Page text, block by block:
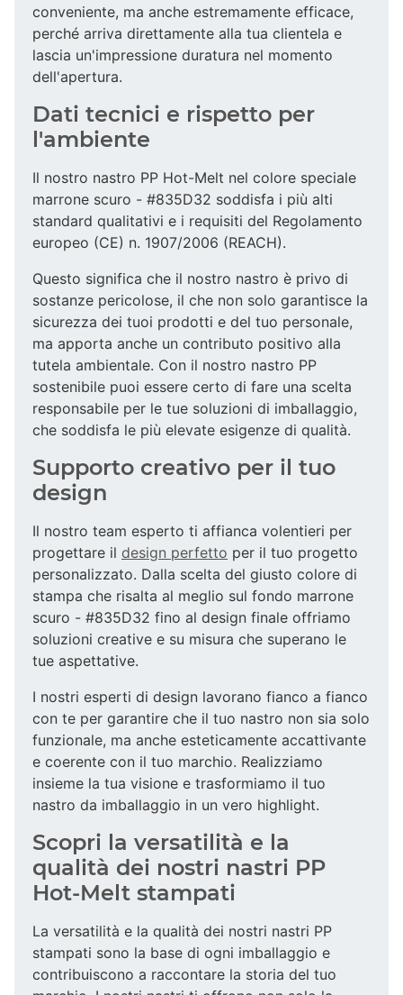
conveniente, ma anche estremamente efficace,
perché arriva direttamente alla tua clientela e
lascia un'impressione duratura nel momento
dell'apertura.
Dati tecnici e rispetto per
l'ambiente
Il nostro nastro PP Hot-Melt nel colore speciale
marrone scuro - #835D32 soddisfa i più alti
standard qualitativi e i requisiti del Regolamento
europeo (CE) n. 1907/2006 (REACH).
Questo significa che il nostro nastro è privo di
sostanze pericolose, il che non solo garantisce la
sicurezza dei tuoi prodotti e del tuo personale,
ma apporta anche un contributo positivo alla
tutela ambientale. Con il nostro nastro PP
sostenibile puoi essere certo di fare una scelta
responsabile per le tue soluzioni di imballaggio,
che soddisfa le più elevate esigenze di qualità.
Supporto creativo per il tuo
design
Il nostro team esperto ti affianca volentieri per
progettare il design perfetto per il tuo progetto
personalizzato. Dalla scelta del giusto colore di
stampa che risalta al meglio sul fondo marrone
scuro - #835D32 fino al design finale offriamo
soluzioni creative e su misura che superano le
tue aspettative.
I nostri esperti di design lavorano fianco a fianco
con te per garantire che il tuo nastro non sia solo
funzionale, ma anche esteticamente accattivante
e coerente con il tuo marchio. Realizziamo
insieme la tua visione e trasformiamo il tuo
nastro da imballaggio in un vero highlight.
Scopri la versatilità e la
qualità dei nostri nastri PP
Hot-Melt stampati
La versatilità e la qualità dei nostri nastri PP
stampati sono la base di ogni imballaggio e
contribuiscono a raccontare la storia del tuo